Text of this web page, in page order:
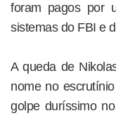
foram pagos por
sistemas do FBI e
A queda de
nome no
golpe duríssimo